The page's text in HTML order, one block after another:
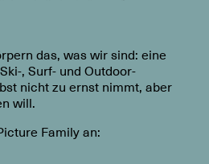
das, was wir sind: eine
, Surf- und Outdoor-
nicht zu ernst nimmt, aber
will.
Family an: